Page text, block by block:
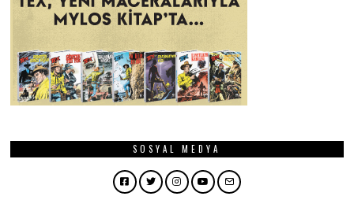
SOSYAL MEDYA
Facebook
TwitterInstagram
YouTubeEmail